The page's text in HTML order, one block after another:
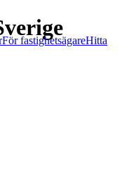
För fastighetsägareHitta